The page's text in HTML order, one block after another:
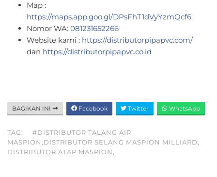
Map :
https://maps.app.goo.gl/DPsFhT1dVyYzmQcf6
Nomor WA: 081231652266
Website kami : https://distributorpipapvc.com/
dan https://distributorpipapvc.co.id
BAGIKAN INI Facebook Twitter WhatsApp
TAG:
#DISTRIBUTOR TALANG AIR
MASPION,DISTRIBUTOR SELANG MASPION MILLIARD,
DISTRIBUTOR ATAP MASPION,